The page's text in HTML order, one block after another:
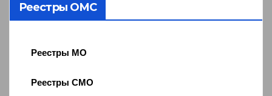
Реестры ОМС
Реестры МО
Реестры СМО